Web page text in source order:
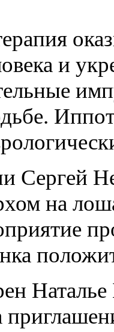
и
Сергей
на